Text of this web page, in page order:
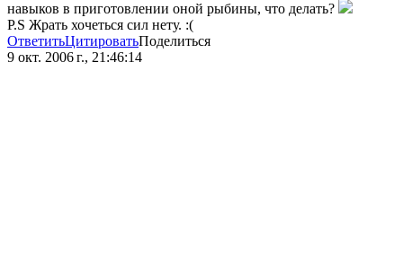
навыков в приготовлении оной рыбины, что делать?
P.S Жрать хочеться сил нету. :(
ОтветитьЦитироватьПоделиться
9 окт. 2006 г., 21:46:14